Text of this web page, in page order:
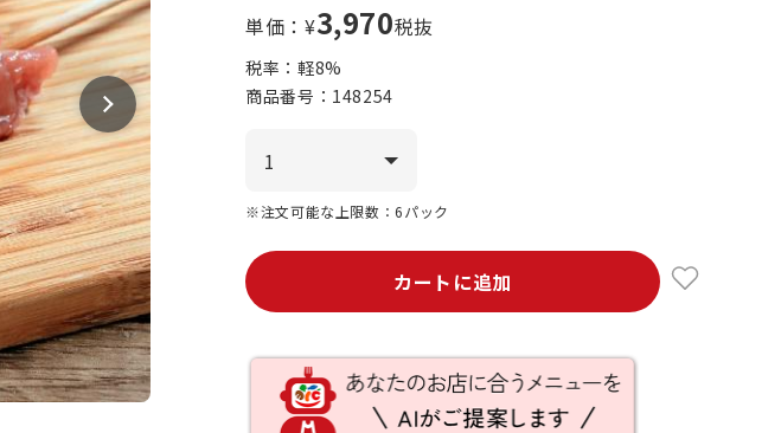
単価：¥3,970税抜
税率：軽8%
商品番号： 148254
※注文可能な上限数：6パック
カートに追加